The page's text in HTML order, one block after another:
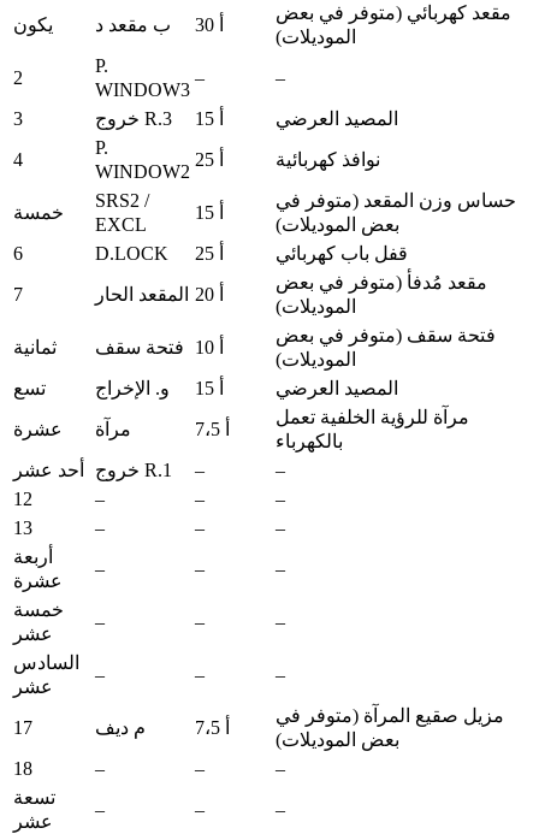
يكون ب مقعد د
مقعد كهربائي (متوفر في بعض
الموديلات)
2
P.
WINDOW3
–
–
3
خروج R.3
المصيد العرضي
4
P.
WINDOW2
نوافذ كهربائية
خمسة
SRS2 /
EXCL
حساس وزن المقعد (متوفر في
بعض الموديلات)
6
D.LOCK
قفل باب كهربائي
7
المقعد الحار
مقعد مُدفأ (متوفر في بعض
الموديلات)
ثمانية
فتحة سقف
فتحة سقف (متوفر في بعض
الموديلات)
تسع
و. الإخراج
المصيد العرضي
عشرة
مرآة
مرآة للرؤية الخلفية تعمل
بالكهرباء
أحد عشر
خروج R.1 –
–
12
– –
–
13
– –
–
أربعة
عشرة
– – –
خمسة
عشر
– – –
السادس
عشر
– – –
17 م ديف
مزيل صقيع المرآة (متوفر في
بعض الموديلات)
18
– –
–
تسعة
عشر
– – –